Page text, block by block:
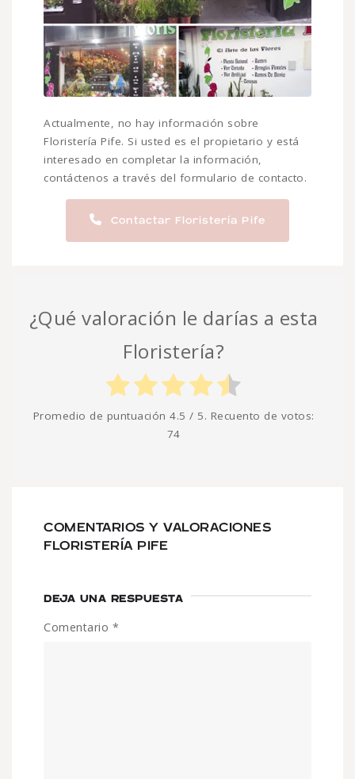
Actualmente, no hay información sobre
Floristería Pife. Si usted es el propietario y está
interesado en completar la información,
contáctenos a través del formulario de contacto.
Contactar Floristería Pife
¿Qué valoración le darías a esta
Floristería?
Promedio de puntuación 4.5 / 5. Recuento de votos:
74
COMENTARIOS Y VALORACIONES
FLORISTERÍA PIFE
DEJA UNA RESPUESTA
Comentario *